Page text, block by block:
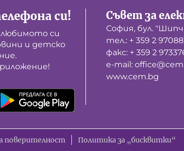
си!
си
и детско
Съвет за
София, бул.
тел.: + 359 2
факс: + 359 2
е-mail:
www.cem.bg
поверителност Политика за „бисквитки“